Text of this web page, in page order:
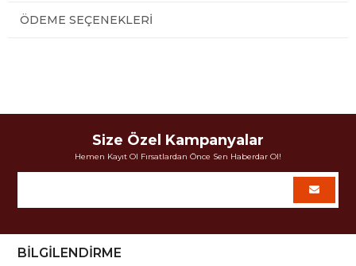
ÖDEME SEÇENEKLERI
Size Özel Kampanyalar
Hemen Kayıt Ol Fırsatlardan Önce Sen Haberdar Ol!
BİLGİLENDİRME